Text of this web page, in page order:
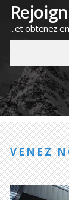
...et obtenez
VENEZ